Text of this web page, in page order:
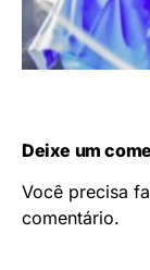
Deixe um
Você precisa
comentário.